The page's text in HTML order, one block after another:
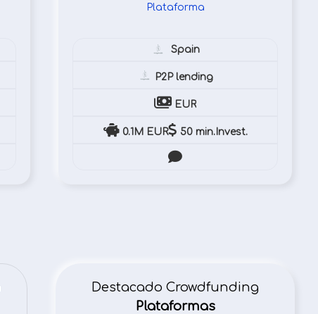
Plataforma
Spain
P2P lending
EUR
0.1M EUR 50 min.Invest.
Destacado Crowdfunding
Plataformas